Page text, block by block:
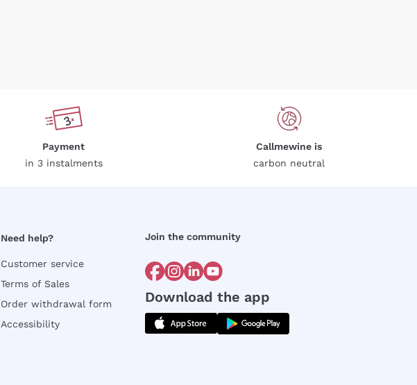
Payment
in 3 instalments
Callmewine is
carbon neutral
Need help?
Customer service
Terms of Sales
Order withdrawal form
Accessibility
Join the community
Download the app